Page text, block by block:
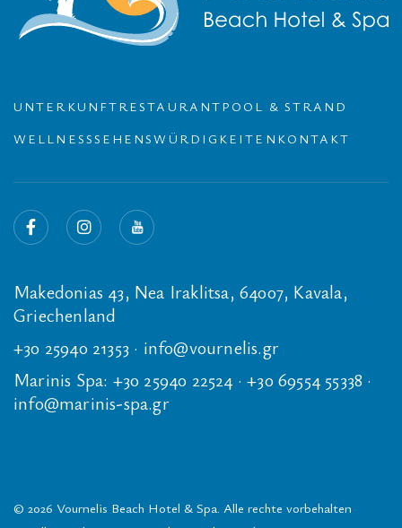
UNTERKUNFTRESTAURANTPOOL & STRAND
WELLNESSSEHENSWÜRDIGKEITEN KONTAKT
Makedonias 43, Nea Iraklitsa, 64007, Kavala,
Griechenland
+30 25940 21353 · info@vournelis.gr
Marinis Spa: +30 25940 22524·+30 69554 55338 ·
info@marinis-spa.gr
© 2026 Vournelis Beach Hotel & Spa. Alle rechte vorbehalten